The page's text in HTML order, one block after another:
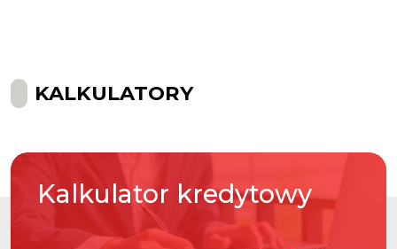
KALKULATORY
Kalkulator kredytowy